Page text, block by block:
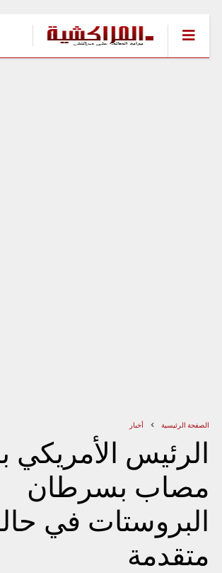
الصفحة الرئيسية أخبار
الرئيس الأمريكي
مصاب بسرطان
البروستات في
متقدمة